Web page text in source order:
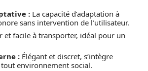
: La capacité d’adaptation à
sans intervention de l’utilisateur.
et facile à transporter, idéal pour un
: Élégant et discret, s’intègre
environnement social.